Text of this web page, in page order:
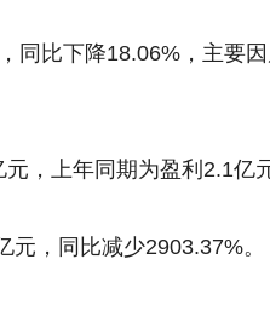
同比下降18.06%，主要
，上年同期为盈利2.1亿元
，同比减少2903.37%。